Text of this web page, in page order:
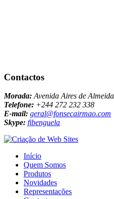
Contactos
Morada: Avenida Aires de
Telefone: +244 272 232 338
E-mail: geral@fonsecairmao.com
Skype: fibenguela
Início
Quem Somos
Produtos
Novidades
Representações